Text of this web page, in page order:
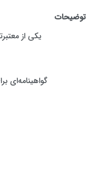
توضیحات
یکی از
گواهینامه‌ای